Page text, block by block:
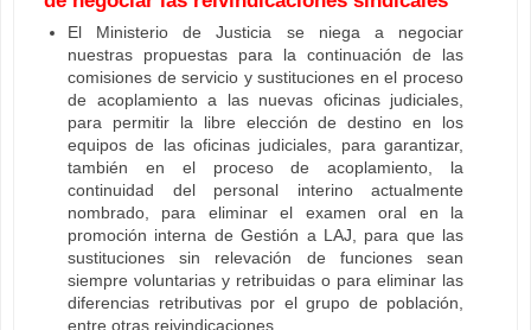
El Ministerio de Justicia se niega a negociar
nuestras propuestas para la continuación de las
comisiones de servicio y sustituciones en el proceso
de acoplamiento a las nuevas oficinas judiciales,
para permitir la libre elección de destino en los
equipos de las oficinas judiciales, para garantizar,
también en el proceso de acoplamiento, la
continuidad del personal interino actualmente
nombrado, para eliminar el examen oral en la
promoción interna de Gestión a LAJ, para que las
sustituciones sin relevación de funciones sean
siempre voluntarias y retribuidas o para eliminar las
diferencias retributivas por el grupo de población,
entre otras reivindicaciones